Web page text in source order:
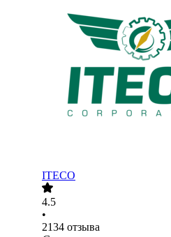
ITECO
4.5
•
2134 отзыва